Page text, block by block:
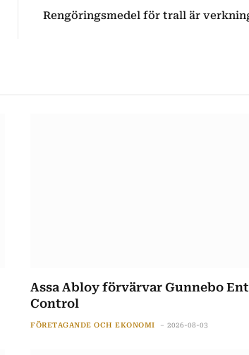
Rengöringsmedel för trall är
Assa Abloy förvärvar Gunnebo
Control
FÖRETAGANDE OCH EKONOMI 2026-08-03